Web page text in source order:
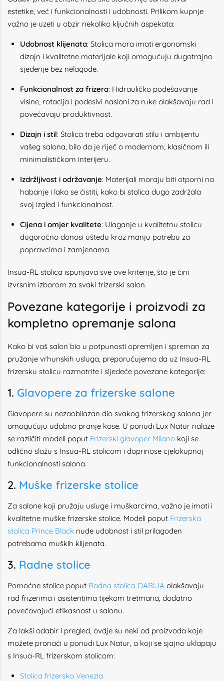
estetike, već i funkcionalnosti i udobnosti. Prilikom kupnje
važno je uzeti u obzir nekoliko ključnih aspekata:
Udobnost klijenata: Stolica mora imati ergonomski
dizajn i kvalitetne materijale koji omogućuju dugotrajno
sjedenje bez nelagode.
Funkcionalnost za frizera: Hidrauličko podešavanje
visine, rotacija i podesivi nasloni za ruke olakšavaju rad i
povećavaju produktivnost.
Dizajn i stil: Stolica treba odgovarati stilu i ambijentu
vašeg salona, bilo da je riječ o modernom, klasičnom ili
minimalističkom interijeru.
Izdržljivost i održavanje: Materijali moraju biti otporni na
habanje i lako se čistiti, kako bi stolica dugo zadržala
svoj izgled i funkcionalnost.
Cijena i omjer kvalitete: Ulaganje u kvalitetnu stolicu
dugoročno donosi uštedu kroz manju potrebu za
popravcima i zamjenama.
Insua-RL stolica ispunjava sve ove kriterije, što je čini
izvrsnim izborom za svaki frizerski salon.
Povezane kategorije i proizvodi za
kompletno opremanje salona
Kako bi vaš salon bio u potpunosti opremljen i spreman za
pružanje vrhunskih usluga, preporučujemo da uz Insua-RL
frizersku stolicu razmotrite i sljedeće povezane kategorije:
1. Glavopere za frizerske salone
Glavopere su nezaobilazan dio svakog frizerskog salona jer
omogućuju udobno pranje kose. U ponudi Lux Natur nalaze
se različiti modeli poput Frizerski glavoper Milano koji se
odlično slažu s Insua-RL stolicom i doprinose cjelokupnoj
funkcionalnosti salona.
2. Muške frizerske stolice
Za salone koji pružaju usluge i muškarcima, važno je imati i
kvalitetne muške frizerske stolice. Modeli poput Frizerska
stolica Prince Black nude udobnost i stil prilagođen
potrebama muških klijenata.
3. Radne stolice
Pomoćne stolice poput Radna stolica DARIJA olakšavaju
rad frizerima i asistentima tijekom tretmana, dodatno
povećavajući efikasnost u salonu.
Za lakši odabir i pregled, ovdje su neki od proizvoda koje
možete pronaći u ponudi Lux Natur, a koji se sjajno uklapaju
s Insua-RL frizerskom stolicom:
Stolica frizerska Venezia